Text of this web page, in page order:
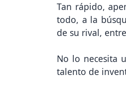
Tan rápido,
todo, a la
de su rival,
No lo necesita
talento de